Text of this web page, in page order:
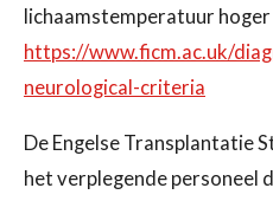
lichaamstemperatuur hoger
https://www.ficm.ac.uk/
neurological-criteria
De Engelse Transplantatie
het verplegende personeel